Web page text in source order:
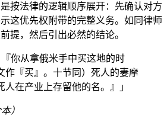
按法律的逻辑顺序展开：先确认对方
这优先权附带的完整义务。如同律师
提，然后引出必然的结论。
『你从拿俄米手中买这地的时
作『买』。十节同）死人的妻摩
人在产业上存留他的名。』」
）